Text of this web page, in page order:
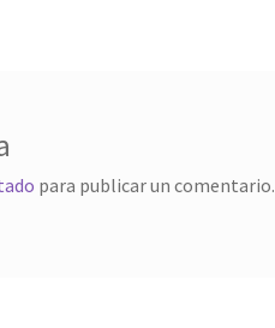
para publicar un comentario.